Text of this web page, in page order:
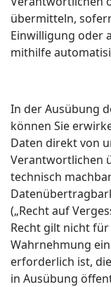
übermitteln,
Einwilligung oder
mithilfe
In der Ausübung
können Sie
Daten direkt von
Verantwortlichen
technisch
(„Recht auf
Recht gilt nicht
Wahrnehmung
erforderlich ist,
in Ausübung